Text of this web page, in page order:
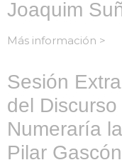
Joaquim
Más información >
Sesión
del
Numeraría
Pilar